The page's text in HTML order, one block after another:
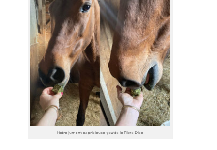
Notre jument capricieuse goutte le Fibre Dice